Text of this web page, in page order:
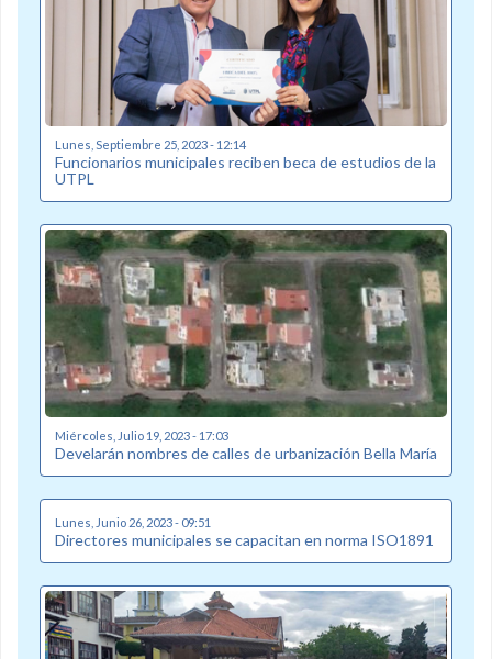
Lunes, Septiembre 25, 2023 - 12:14
Funcionarios municipales reciben beca de estudios de la
UTPL
Miércoles, Julio 19, 2023 - 17:03
Develarán nombres de calles de urbanización Bella María
Lunes, Junio 26, 2023 - 09:51
Directores municipales se capacitan en norma ISO1891